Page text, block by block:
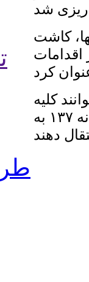
کاشت
اقدامات
کلیه
پیشنهادات، انتقادات و مشکلات خود را از طریق سامانه ۱۳۷ به
دهند